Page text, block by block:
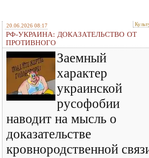
20.06.2026 08:17
РФ-УКРАИНА: ДОКАЗАТЕЛЬСТВО ОТ
ПРОТИВНОГО
Заемный
характер
украинской
русофобии
наводит на мысль о
доказательстве
кровнородственной